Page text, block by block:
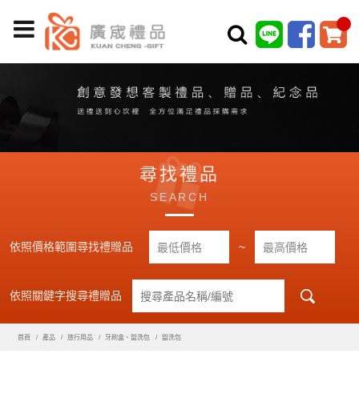
尋找禮品
SEARCH
依照價格範圍尋找禮贈品 ~
依照關鍵字搜尋禮贈品
首頁 產品 旅行用品 牙刷盒、盥洗包 盥洗包